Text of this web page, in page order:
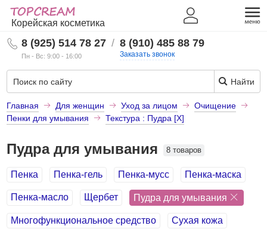
Корейская косметика
8 (925) 514 78 27
Пн - Вс: 9:00 - 16:00
/ 8 (910) 485 88 79
Заказать звонок
Найти
Главная Для женщин Уход за лицом
Очищение
Пенки для умывания
Текстура : Пудра [X]
Пудра для умывания 8 товаров
Пенка Пенка-гель Пенка-мусс Пенка-маска
Пенка-масло Щербет Пудра для умывания
Многофункциональное средство Сухая кожа